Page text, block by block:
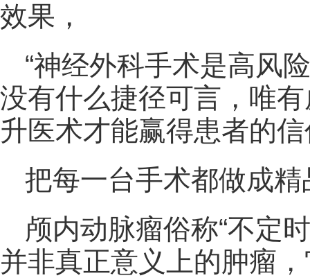
效果，
“神经外科手术是高风
没有什么捷径可言，唯
升医术才能赢得患者的
把每一台手术都做成精
颅内动脉瘤俗称“不定
并非真正意义上的肿瘤